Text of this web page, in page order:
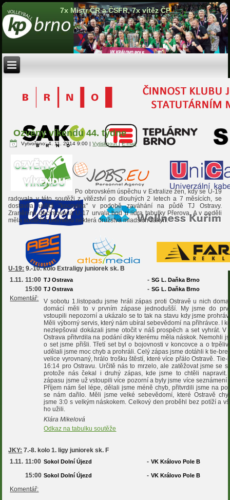
7x Mistr ČR a ČSFR, 7x vítěz ČP
Ozvěny víkendu 44. týdne
Vytvořeno: 4. 11. 2014 9:00 |Vytisknout|E-mail
Po obrovském úspěchu v Extralize žen, kdy se U-19
radovala v této soutěži z vítězství po dlouhých 2 letech a 7 měsících, se
dostavila určitá "kocovina" v podobě zaváhání na půdě TJ Ostravy.
Zraněními decimovaná U-17 urvala bod u lídra tabulky Přerova. A v neděli
měla soutěžní premiéru některá družstva mladších žákyň.
U-19: 9.-10. kolo Extraligy juniorek sk. B
1.11. 11:00 TJ Ostrava - SG L. Daňka Brno
15:00 TJ Ostrava - SG L. Daňka Brno
Komentář:
V sobotu 1.listopadu jsme hráli zápas proti Ostravě u nich
domácí měli to v prvním zápase jednodušší. My jsme do
vstoupili nepozorní a ukázalo se to tak na stavu kdy jsme
Měli výborný servis, který nám ubíral sebevědomí na přihrávce. I
nezlepšoval dokázali jsme otočit v náš prospěch a set vyhrát. V
Ostrava přitvrdila na podání díky kterému měla náskok. Nemohli
o set jsme přišli. Třetí set byl o bojovnosti v koncovce a o
udělali jsme moc chyb a prohráli. Celý zápas jsme dotáhli k tie-
velice vyrovnaný, hrálo trošku štěstí, které více přálo Ostravě. Tie-
16:14 pro Ostravu. Určitě nás to mrzelo, ale zatěžovat jsme se s
protože nás čekal i druhý zápas, kde jsme to chtěli napravit.
zápasu jsme už vstoupili více pozorní a byly jsme více seznámení
Příjem nám šel lépe, dělali jsme méně chyb, přitvrdili jsme na
se nám dařilo. Měli jsme velké sebevědomí, které Ostravě
jsme 3:0 s velkým náskokem. Celkový den proběhl bez potíží a
ho užili.
Klára Mikelová
Odkaz na tabulku soutěže
JKY: 7.-8. kolo 1. ligy juniorek sk. F
1.11. 11:00 Sokol Dolní Újezd - VK Královo Pole B
15:00 Sokol Dolní Újezd - VK Královo Pole B
Komentář: